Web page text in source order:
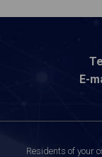
E-
Residents of your